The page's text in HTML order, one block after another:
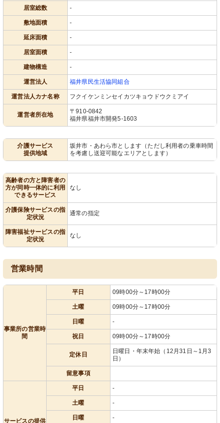
居室総数 -
敷地面積 -
延床面積 -
居室面積 -
建物構造 -
運営法人 福井県民生活協同組合
運営法人カナ名称 フクイケンミンセイカツキョウドウクミアイ
運営者所在地
〒910-0842
福井県福井市開発5-1603
介護サービス
提供地域
坂井市・あわら市とします（ただし利用者の乗車時間
を考慮し送迎可能なエリアとします）
高齢者の方と障害者の
方が同時一体的に利用
できるサービス
なし
介護保険サービスの指
定状況
通常の指定
障害福祉サービスの指
定状況
なし
営業時間
事業所の営業時
間
平日 09時00分～17時00分
土曜 09時00分～17時00分
日曜 -
祝日 09時00分～17時00分
定休日
日曜日・年末年始（12月31日～1月3
日）
留意事項
サービスの提供
平日 -
土曜 -
日曜 -